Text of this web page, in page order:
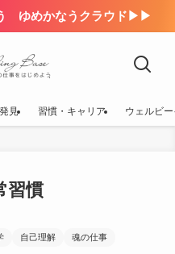
う ゆめかなうクラウド▶▶
見 習慣・キャリア ウェルビ
習慣
自己理解 魂の仕事